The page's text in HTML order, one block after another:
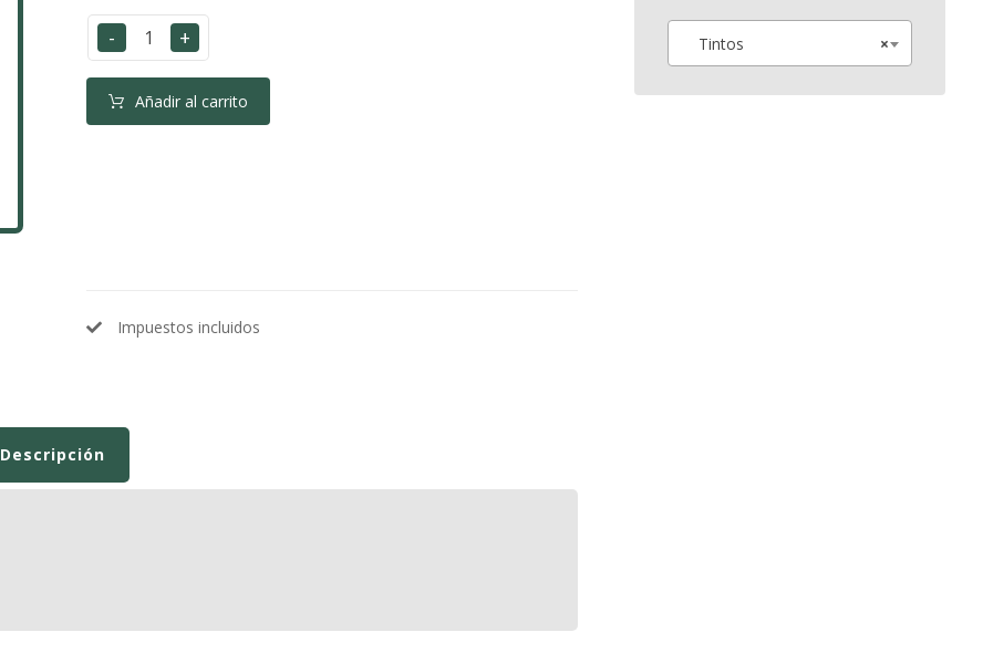
- +
Añadir al carrito
Impuestos incluidos
Descripción
×
Tintos